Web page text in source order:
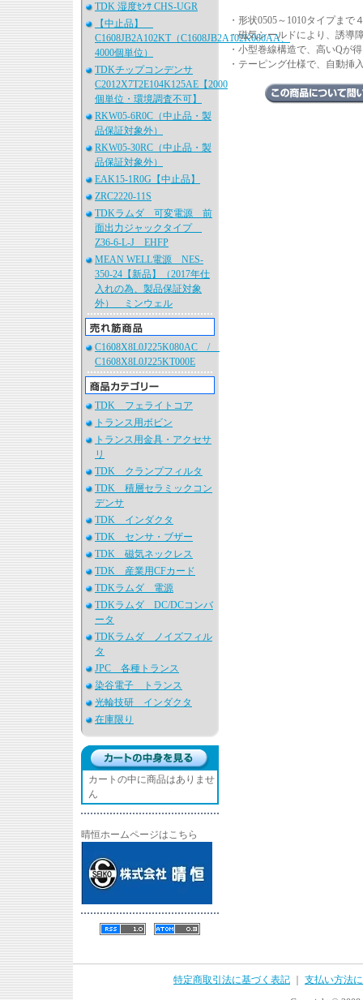
TDK 湿度ｾﾝｻ CHS-UGR
【中止品】
C1608JB2A102KT（C1608JB2A102K080AA、
4000個単位）
TDKチップコンデンサ
C2012X7T2E104K125AE【2000
個単位・環境調査不可】
RKW05-6R0C（中止品・製
品保証対象外）
RKW05-30RC（中止品・製
品保証対象外）
EAK15-1R0G【中止品】
ZRC2220-11S
TDKラムダ 可変電源 前
面出力ジャックタイプ
Z36-6-L-J EHFP
MEAN WELL電源 NES-
350-24【新品】（2017年仕
入れの為、製品保証対象
外） ミンウェル
C1608X8L0J225K080AC /
C1608X8L0J225KT000E
TDK フェライトコア
トランス用ボビン
トランス用金具・アクセサ
リ
TDK クランプフィルタ
TDK 積層セラミックコン
デンサ
TDK インダクタ
TDK センサ・ブザー
TDK 磁気ネックレス
TDK 産業用CFカード
TDKラムダ 電源
TDKラムダ DC/DCコンバ
ータ
TDKラムダ ノイズフィル
タ
JPC 各種トランス
染谷電子 トランス
光輪技研 インダクタ
在庫限り
カートの中に商品はありませ
ん
晴恒ホームページはこちら
・形状0505～1010タイプま
・磁気シールドにより、誘導
・小型巻線構造で、高いQが
・テーピング仕様で、自動挿
特定商取引法に基づく表記
支払い方法